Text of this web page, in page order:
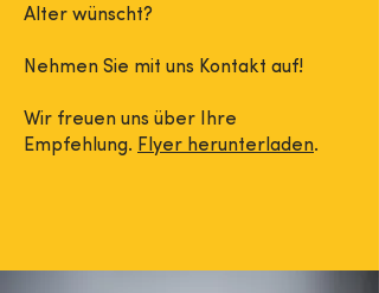
Alter wünscht?
Nehmen Sie mit uns Kontakt auf!
Wir freuen uns über Ihre
Empfehlung. Flyer herunterladen.